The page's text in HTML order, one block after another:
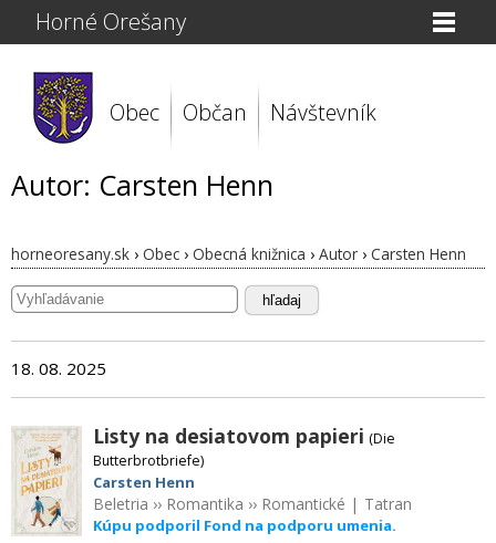
Horné Orešany
Obec Občan Návštevník
Autor: Carsten Henn
horneoresany.sk › Obec › Obecná knižnica › Autor › Carsten Henn
hľadaj
18. 08. 2025
Listy na desiatovom papieri (Die
Butterbrotbriefe)
Carsten Henn
Beletria ›› Romantika ›› Romantické | Tatran
Kúpu podporil Fond na podporu umenia.